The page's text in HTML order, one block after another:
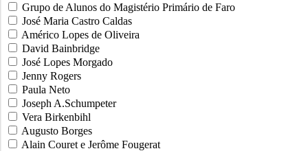
Grupo de Alunos do Magistério Primário de Faro
José Maria Castro Caldas
Américo Lopes de Oliveira
David Bainbridge
José Lopes Morgado
Jenny Rogers
Paula Neto
Joseph A.Schumpeter
Vera Birkenbihl
Augusto Borges
Alain Couret e Jerôme Fougerat